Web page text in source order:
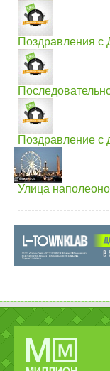
Поздравления
Поздравление
Улица